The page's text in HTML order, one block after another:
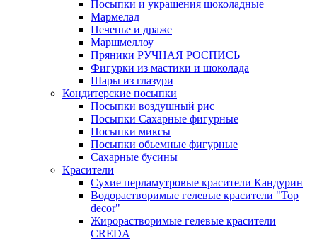
Посыпки и украшения шоколадные
Мармелад
Печенье и драже
Маршмеллоу
Пряники РУЧНАЯ РОСПИСЬ
Фигурки из мастики и шоколада
Шары из глазури
Кондитерские посыпки
Посыпки воздушный рис
Посыпки Сахарные фигурные
Посыпки миксы
Посыпки обьемные фигурные
Сахарные бусины
Красители
Сухие перламутровые красители Кандурин
Водорастворимые гелевые красители "Top
decor"
Жирорастворимые гелевые красители
CREDA